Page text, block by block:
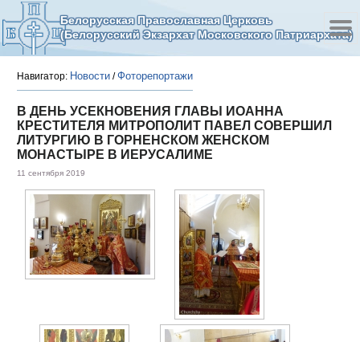
Белорусская Православная Церковь
(Белорусский Экзархат Московского Патриархата)
Навигатор: Новости /Фоторепортажи
В ДЕНЬ УСЕКНОВЕНИЯ ГЛАВЫ ИОАННА
КРЕСТИТЕЛЯ МИТРОПОЛИТ ПАВЕЛ СОВЕРШИЛ
ЛИТУРГИЮ В ГОРНЕНСКОМ ЖЕНСКОМ
МОНАСТЫРЕ В ИЕРУСАЛИМЕ
11 сентября 2019